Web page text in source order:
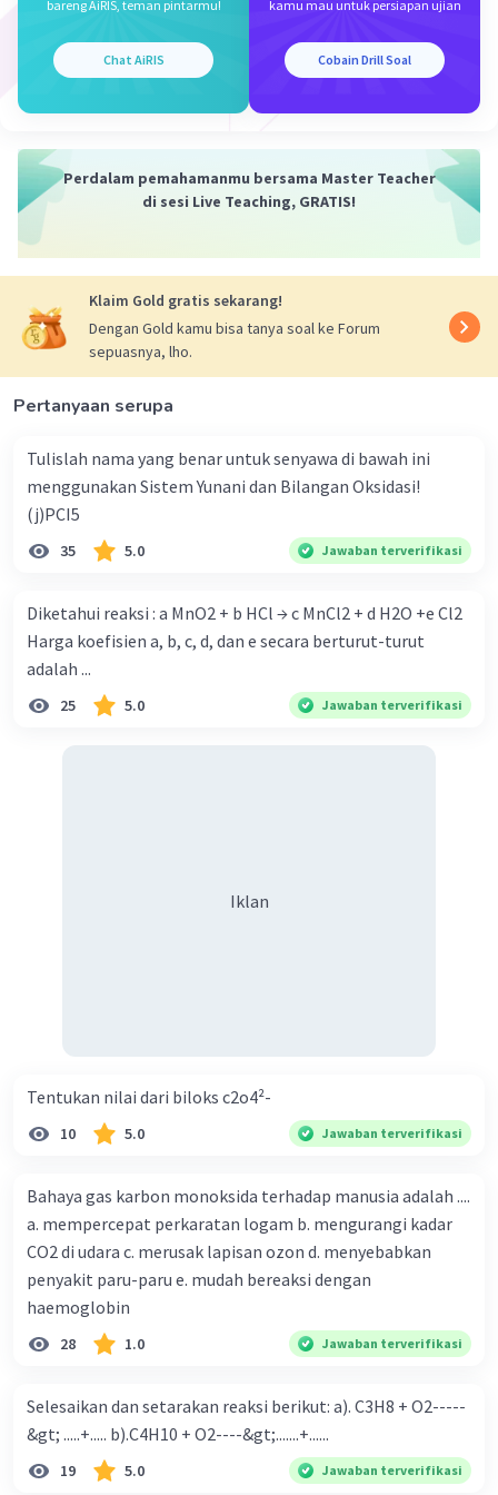
Dalam hal ini, M1 = 0,3 M, V1 = 250 ml, dan M2 = 0,1 M. Kita
M1V1/M2.
3. Menggantikan nilai-nilai yang diketahui ke dalam
rumus, kita mendapatkan V2 = (0,3 M x 250 ml) / 0,1 M =
Kesimpulan:
Untuk memperoleh konsentrasi Cl- = 0,10 M, 250 ml
larutan CaCl2 0,15 M harus diencerkan sampai 750 ml.
Beri Rating 0.0
Iklan
bareng AiRIS, teman pintarmu!
Chat AiRIS
kamu mau untuk persiapan ujian
Cobain Drill Soal
Perdalam pemahamanmu bersama Master Teacher
di sesi Live Teaching, GRATIS!
Klaim Gold gratis sekarang!
Dengan Gold kamu bisa tanya soal ke Forum
sepuasnya, lho.
Pertanyaan serupa
Tulislah nama yang benar untuk senyawa di bawah ini
menggunakan Sistem Yunani dan Bilangan Oksidasi!
(j)PCI5
35 5.0 Jawaban terverifikasi
Diketahui reaksi : a MnO2 + b HCl → c MnCl2 + d H2O +e Cl2
Harga koefisien a, b, c, d, dan e secara berturut-turut
adalah ...
25 5.0 Jawaban terverifikasi
Iklan
Tentukan nilai dari biloks c2o4²-
10 5.0 Jawaban terverifikasi
Bahaya gas karbon monoksida terhadap manusia adalah ....
a. mempercepat perkaratan logam b. mengurangi kadar
CO2 di udara c. merusak lapisan ozon d. menyebabkan
penyakit paru-paru e. mudah bereaksi dengan
haemoglobin
28 1.0 Jawaban terverifikasi
Selesaikan dan setarakan reaksi berikut: a). C3H8 + O2-----
&gt; .....+..... b).C4H10 + O2----&gt;.......+......
19 5.0 Jawaban terverifikasi